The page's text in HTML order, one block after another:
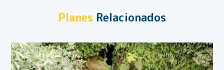
Planes Relacionados